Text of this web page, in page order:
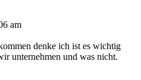
am
denke ich ist es wichtig
unternehmen und was nicht.